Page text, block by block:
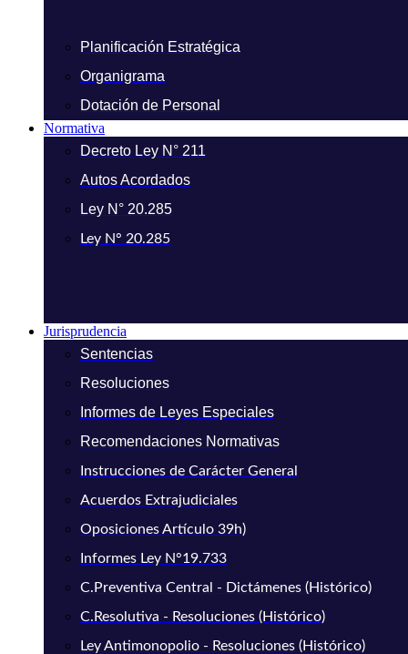
Planificación Estratégica
Organigrama
Dotación de Personal
Normativa
Decreto Ley N° 211
Autos Acordados
Ley N° 20.285
Ley N° 20.285
Jurisprudencia
Sentencias
Resoluciones
Informes de Leyes Especiales
Recomendaciones Normativas
Instrucciones de Carácter General
Acuerdos Extrajudiciales
Oposiciones Artículo 39h)
Informes Ley N°19.733
C.Preventiva Central - Dictámenes (Histórico)
C.Resolutiva - Resoluciones (Histórico)
Ley Antimonopolio - Resoluciones (Histórico)